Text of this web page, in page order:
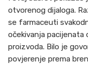
otvorenog dijaloga.
se farmaceuti
očekivanja pacijenata
proizvoda. Bilo je
povjerenje prema